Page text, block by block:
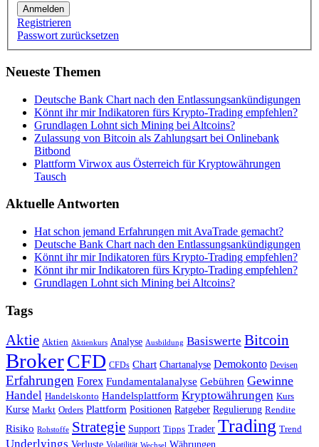
Anmelden
Registrieren
Passwort zurücksetzen
Neueste Themen
Deutsche Bank Chart nach den Entlassungsankündigungen
Könnt ihr mir Indikatoren fürs Krypto-Trading empfehlen?
Grundlagen Lohnt sich Mining bei Altcoins?
Zulassung von Bitcoin als Zahlungsart bei Onlinebank
Bitbond
Plattform Virwox aus Österreich für Kryptowährungen
Tausch
Aktuelle Antworten
Hat schon jemand Erfahrungen mit AvaTrade gemacht?
Deutsche Bank Chart nach den Entlassungsankündigungen
Könnt ihr mir Indikatoren fürs Krypto-Trading empfehlen?
Könnt ihr mir Indikatoren fürs Krypto-Trading empfehlen?
Grundlagen Lohnt sich Mining bei Altcoins?
Tags
Aktie Aktien Aktienkurs Analyse Ausbildung Basiswerte Bitcoin
BrokerCFD CFDs Chart Chartanalyse Demokonto Devisen
Erfahrungen Forex Fundamentalanalyse Gebühren Gewinne
Handel Handelskonto Handelsplattform Kryptowährungen Kurs
Kurse Markt Orders Plattform Positionen Ratgeber Regulierung Rendite
Risiko Rohstoffe Strategie Support Tipps Trader Trading Trend
Underlyings Verluste Wechsel Währungen